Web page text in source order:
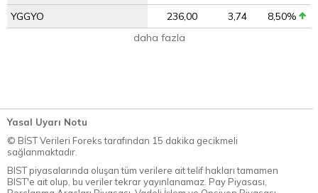
YGGYO
236,00 3,74
8,50%
daha fazla
Yasal Uyarı Notu
© BİST Verileri Foreks tarafından 15 dakika gecikmeli
sağlanmaktadır.
BIST piyasalarında oluşan tüm verilere ait telif hakları tamamen
BIST'e ait olup, bu veriler tekrar yayınlanamaz. Pay Piyasası,